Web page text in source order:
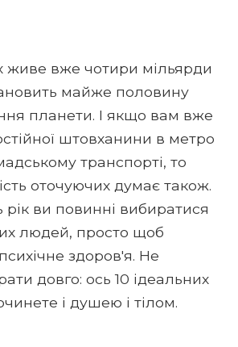
живе вже чотири мільярди
майже половину
планети. І якщо вам вже
штовханини в метро
транспорті, то
оточуючих думає також.
рік ви повинні вибиратися
людей, просто щоб
здоров'я. Не
довго: ось 10 ідеальних
і душею і тілом.